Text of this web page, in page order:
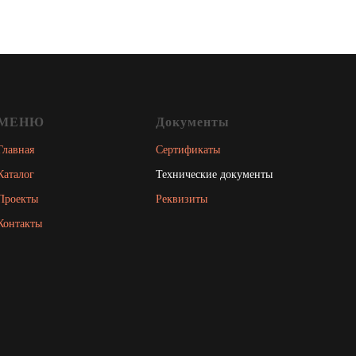
Документы
Сертификаты
Технические документы
Реквизиты